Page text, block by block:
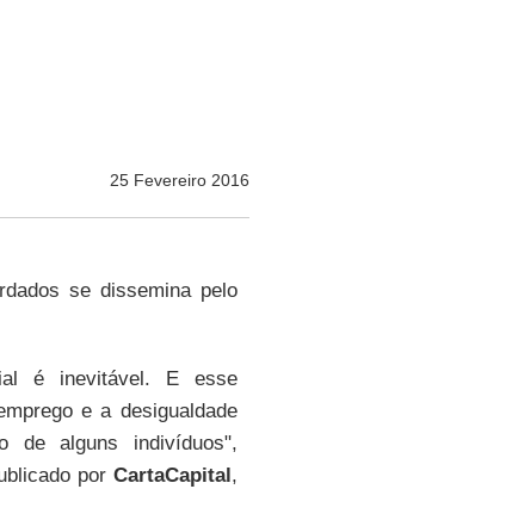
25 Fevereiro 2016
se dissemina pelo
é inevitável. E esse
e a desigualdade
de alguns indivíduos",
por CartaCapital,